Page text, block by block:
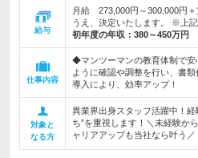
給与
月給 273,000円～300,000円
うえ、決定いたします。 ※上
初年度の年収： 380～450万円
仕事内容
◆マンツーマンの教育体制で
ように確認や調整を行い、書
導入により、効率アップ！
対象と
なる方
異業界出身スタッフ活躍中！
ち”を重視します！＼未経験か
ャリアアップも当社なら叶う／